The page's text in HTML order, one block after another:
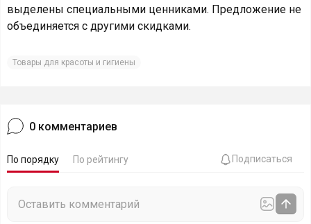
выделены специальными ценниками. Предложение не
объединяется с другими скидками.
Товары для красоты и гигиены
0 комментариев
По порядку По рейтингу Подписаться